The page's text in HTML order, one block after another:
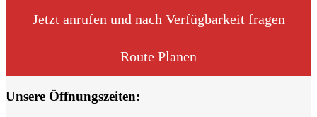
Jetzt anrufen und nach Verfügbarkeit fragen
Route Planen
Unsere Öffnungszeiten: